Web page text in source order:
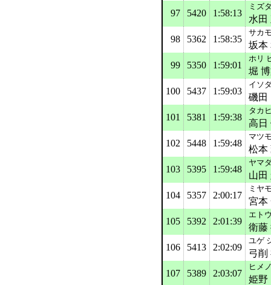
97
5420 1:58:13
ミズ
水田
98
5362 1:58:35
サカ
坂本
99
5350 1:59:01
ホリ
堀
100
5437 1:59:03
イソ
磯田
101
5381 1:59:38
タカ
高日
102
5448 1:59:48
マツ
松本
103
5395 1:59:48
ヤマ
山田
104
5357 2:00:17
ミヤ
宮本
105
5392 2:01:39
エト
衛藤
106
5413 2:02:09
ユゲ
弓削
107
5389 2:03:07
ヒメ
姫